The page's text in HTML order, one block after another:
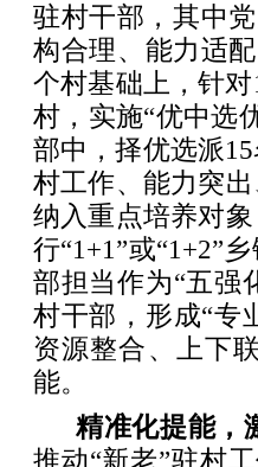
驻村干部，其中
构合理、能力适
个村基础上，针
村，实施“优中选
部中，择优选派
村工作、能力突
纳入重点培养对
行“1+1”或“1+2”
部担当作为“五强
村干部，形成“专
资源整合、上下
能。
精准化提能，
推动“新老”驻村